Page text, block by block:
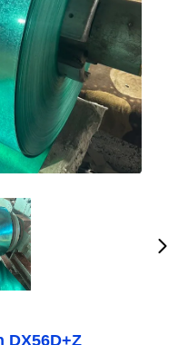
DX56D+Z